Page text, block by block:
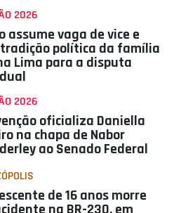
2026
assume vaga de vice e
política da família
Lima para a disputa
2026
oficializa Daniella
na chapa de Nabor
ao Senado Federal
de 16 anos morre
na BR-230, em